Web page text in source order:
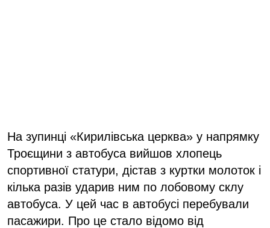
На зупинці «Кирилівська церква» у напрямку
Троєщини з автобуса вийшов хлопець
спортивної статури, дістав з куртки молоток і
кілька разів ударив ним по лобовому склу
автобуса. У цей час в автобусі перебували
пасажири. Про це стало відомо від